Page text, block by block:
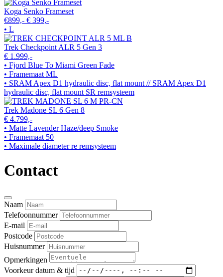
Koga Senko Frameset
€899,- € 399,-
• L
Trek Checkpoint ALR 5 Gen 3
€ 1.999,-
• Fjord Blue To Miami Green Fade
• Framemaat ML
• SRAM Apex D1 hydraulic disc, flat mount // SRAM Apex D1
hydraulic disc, flat mount SR remsysteem
Trek Madone SL 6 Gen 8
€ 4.799,-
• Matte Lavender Haze/deep Smoke
• Framemaat 50
• Maximale diameter re remsysteem
Contact
Naam
Telefoonnummer
E-mail
Postcode
Huisnummer
Opmerkingen
Voorkeur datum & tijd